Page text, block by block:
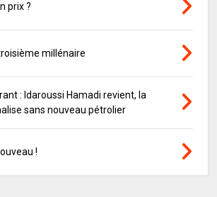
prix ?
millénaire
: Idaroussi Hamadi revient, la
sans nouveau pétrolier
!